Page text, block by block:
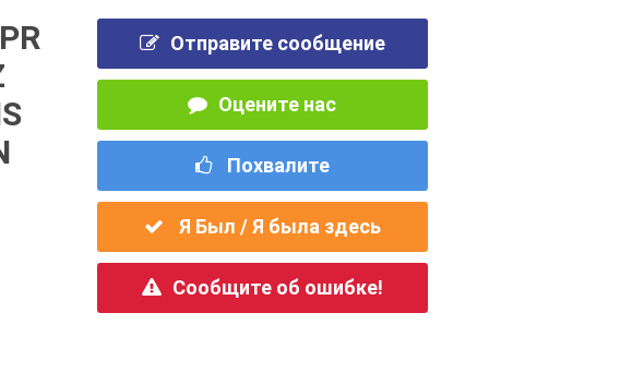
Отправите сообщение
Оцените нас
Похвалите
Я Был / Я была здесь
Сообщите об ошибке!